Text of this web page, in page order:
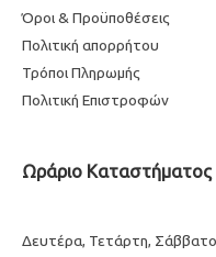
Όροι & Προϋποθέσεις
Πολιτική απορρήτου
Τρόποι Πληρωμής
Πολιτική Επιστροφών
Ωράριο Καταστήματος
Δευτέρα, Τετάρτη,